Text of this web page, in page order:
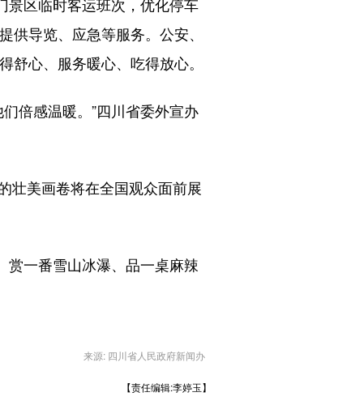
导览、应急等服务。公安、
心、服务暖心、吃得放心。
倍感温暖。”四川省委外宣办
壮美画卷将在全国观众面前展
赏一番雪山冰瀑、品一桌麻辣
来源: 四川省人民政府新闻办
【责任编辑:李婷玉】